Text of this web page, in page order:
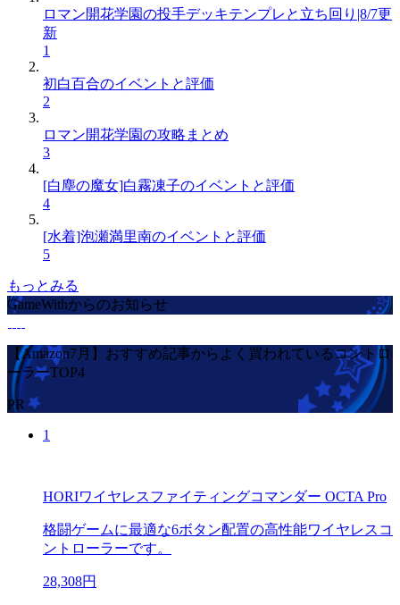
ロマン開花学園の投手デッキテンプレと立ち回り|8/7更
新
1
初白百合のイベントと評価
2
ロマン開花学園の攻略まとめ
3
[白塵の魔女]白霧凍子のイベントと評価
4
[水着]泡瀬満里南のイベントと評価
5
もっとみる
GameWithからのお知らせ
【Amazon7月】おすすめ記事からよく買われているコントロ
ーラーTOP4
PR
1
HORIワイヤレスファイティングコマンダー OCTA Pro
格闘ゲームに最適な6ボタン配置の高性能ワイヤレスコ
ントローラーです。
28,308円